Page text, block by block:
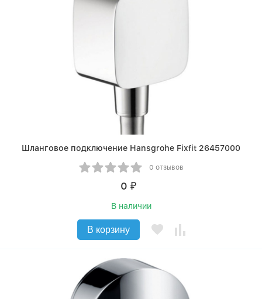
Шланговое подключение Hansgrohe Fixfit 26457000
0 отзывов
0 ₽
В наличии
В корзину